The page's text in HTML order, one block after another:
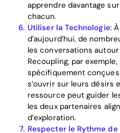
apprendre davantage
chacun.
Utiliser la Technologie:
d’aujourd’hui, de
les conversations autour
Recoupling, par
spécifiquement
s’ouvrir sur leurs désirs
ressource peut guider
les deux partenaires
d’exploration.
Respecter le Rythme de